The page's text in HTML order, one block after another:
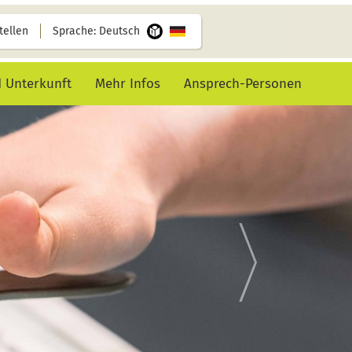
Sprache: Deutsch
Unterkunft Mehr Infos Ansprech-Personen